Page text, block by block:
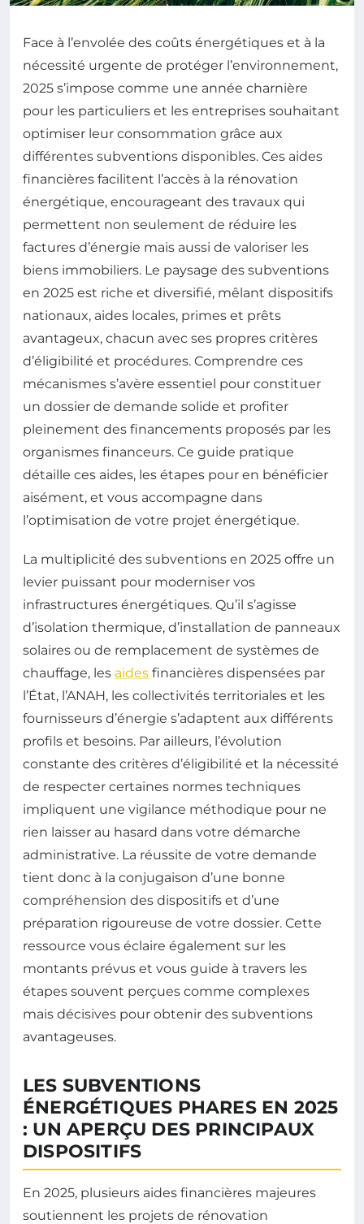
Face à l’envolée des coûts énergétiques et à la
nécessité urgente de protéger l’environnement,
2025 s’impose comme une année charnière
pour les particuliers et les entreprises souhaitant
optimiser leur consommation grâce aux
différentes subventions disponibles. Ces aides
financières facilitent l’accès à la rénovation
énergétique, encourageant des travaux qui
permettent non seulement de réduire les
factures d’énergie mais aussi de valoriser les
biens immobiliers. Le paysage des subventions
en 2025 est riche et diversifié, mêlant dispositifs
nationaux, aides locales, primes et prêts
avantageux, chacun avec ses propres critères
d’éligibilité et procédures. Comprendre ces
mécanismes s’avère essentiel pour constituer
un dossier de demande solide et profiter
pleinement des financements proposés par les
organismes financeurs. Ce guide pratique
détaille ces aides, les étapes pour en bénéficier
aisément, et vous accompagne dans
l’optimisation de votre projet énergétique.
La multiplicité des subventions en 2025 offre un
levier puissant pour moderniser vos
infrastructures énergétiques. Qu’il s’agisse
d’isolation thermique, d’installation de panneaux
solaires ou de remplacement de systèmes de
chauffage, les aides financières dispensées par
l’État, l’ANAH, les collectivités territoriales et les
fournisseurs d’énergie s’adaptent aux différents
profils et besoins. Par ailleurs, l’évolution
constante des critères d’éligibilité et la nécessité
de respecter certaines normes techniques
impliquent une vigilance méthodique pour ne
rien laisser au hasard dans votre démarche
administrative. La réussite de votre demande
tient donc à la conjugaison d’une bonne
compréhension des dispositifs et d’une
préparation rigoureuse de votre dossier. Cette
ressource vous éclaire également sur les
montants prévus et vous guide à travers les
étapes souvent perçues comme complexes
mais décisives pour obtenir des subventions
avantageuses.
LES SUBVENTIONS
ÉNERGÉTIQUES PHARES EN 2025
: UN APERÇU DES PRINCIPAUX
DISPOSITIFS
En 2025, plusieurs aides financières majeures
soutiennent les projets de rénovation